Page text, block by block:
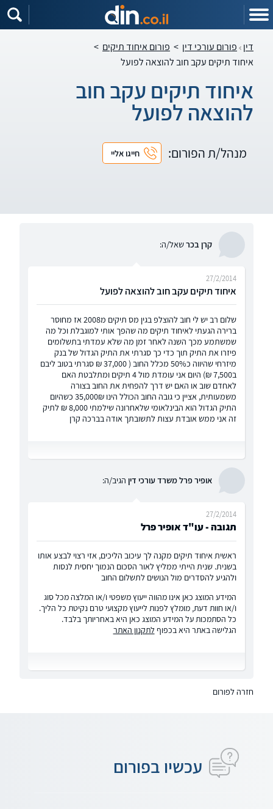
דין פורום עורכי דין > פורום איחוד תיקים >
איחוד תיקים עקב חוב להוצאה לפועל
איחוד תיקים עקב חוב
להוצאה לפועל
מנהל/ת הפורום: חייגו אליי
קרן בכרשאל/ה:
איחוד תיקים עקב חוב להוצאה לפועל
27/2/2014
שלום רב יש לי חוב להוצלפ בגין מס תיקים מ2008 אז מחוסר
ברירה הגעתי לאיחוד תיקים מה שהפך אותי למוגבלת וכל מה
שמשתמע מכך השנה לאחר זמן מה שלא עמדתי בתשלומים
פיזרו את התיק תוך כדי כך סגרתי את התיק הגדול של בנק
מיזרחי שהיווה כ50% מכלל החוב ( 37,000 ₪ סגרתי בטוב ליבם
ב7,500 ₪) היום אני עומדת מול 4 תיקים ומתלבטת האם
לאחדם שוב או האם יש דרך להפחית את החוב בצורה
משמעותית, אציין כי גובה החוב הכולל הינו 35,000₪ כשהיום
התיק הגדול הוא הבינלאומי שלאחרונה שילמתי 8,000 ₪ לתיק
זה אני ממש אובדת עצות לתשובתך אודה בברכה קרן
אופיר פרל משרד עורכי דין הגיב/ה:
תגובה - עו"ד אופיר פרל
27/2/2014
ראשית איחוד תיקים מקנה לך עיכוב הליכים, אזי רצוי לבצע אותו
בשנית. שנית הייתי ממליץ לאור הסכום הנמוך יחסית לנסות
ולהגיע להסדרים מול הנושים לתשלום החוב
המידע המוצג כאן אינו מהווה ייעוץ משפטי ו/או המלצה מכל סוג
ו/או חוות דעת, מומלץ לפנות לייעוץ מקצועי טרם נקיטת כל הליך.
כל הסתמכות על המידע המוצג כאן היא באחריותך בלבד.
הגלישה באתר היא בכפוף לתקנון האתר
חזרה לפורום
עכשיו בפורום